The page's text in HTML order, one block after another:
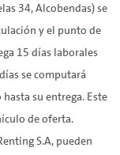
34, Alcobendas) se
y el punto de
15 días laborales
se computará
su entrega. Este
de oferta.
S.A, pueden